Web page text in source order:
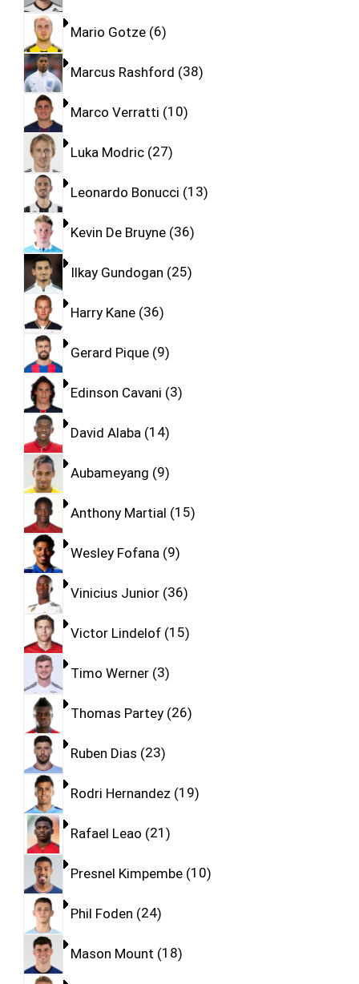
Mario Gotze 6
Marcus Rashford 38
Marco Verratti 10
Luka Modric 27
Leonardo Bonucci 13
Kevin De Bruyne 36
Ilkay Gundogan 25
Harry Kane 36
Gerard Pique 9
Edinson Cavani 3
David Alaba 14
Aubameyang 9
Anthony Martial 15
Wesley Fofana 9
Vinicius Junior 36
Victor Lindelof 15
Timo Werner 3
Thomas Partey 26
Ruben Dias 23
Rodri Hernandez 19
Rafael Leao 21
Presnel Kimpembe 10
Phil Foden 24
Mason Mount 18